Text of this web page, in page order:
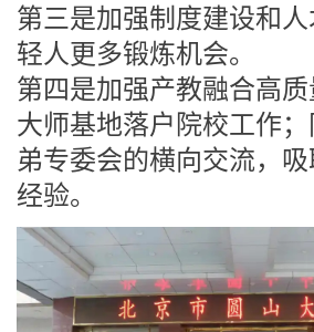
第三是加强制度建设和
轻人更多锻炼机会。
第四是加强产教融合高
大师基地落户院校工作
弟专委会的横向交流，
经验。